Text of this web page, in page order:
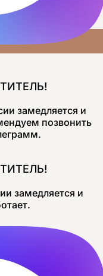
замедляется и
позвонить
замедляется и